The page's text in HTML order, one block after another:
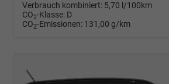
Verbrauch kombiniert: 5,70 l/100km
CO2-Klasse: D
CO2-Emissionen: 131,00 g/km